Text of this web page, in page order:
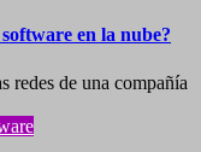
en la nube?
redes de una compañía